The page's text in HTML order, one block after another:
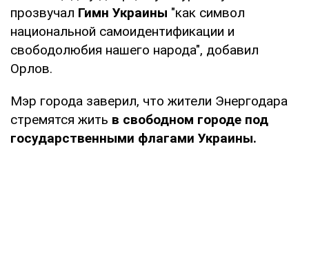
прозвучал Гимн Украины "как символ
национальной самоидентификации и
свободолюбия нашего народа", добавил
Орлов.
Мэр города заверил, что жители Энергодара
стремятся жить в свободном городе под
государственными флагами Украины.